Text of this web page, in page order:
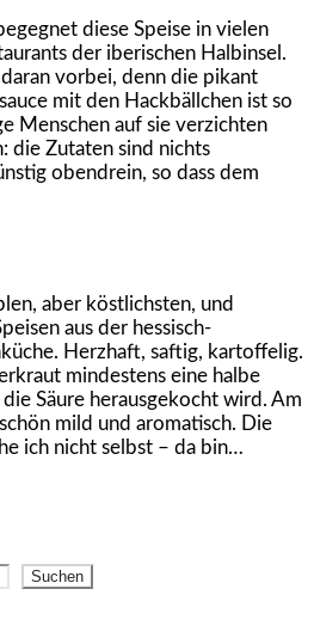
diese Speise in vielen
der iberischen Halbinsel.
vorbei, denn die pikant
mit den Hackbällchen ist so
Menschen auf sie verzichten
die Zutaten sind nichts
obendrein, so dass dem
aber köstlichsten, und
aus der hessisch-
Herzhaft, saftig, kartoffelig.
mindestens eine halbe
Säure herausgekocht wird. Am
mild und aromatisch. Die
ich nicht selbst – da bin…
Suchen